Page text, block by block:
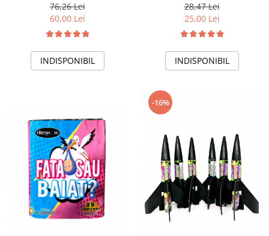
76,26 Lei
60,00 Lei
INDISPONIBIL
28,47 Lei
25,00 Lei
INDISPONIBIL
-16%